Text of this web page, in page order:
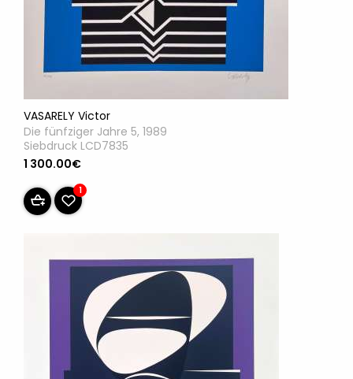
VASARELY Victor
Die fünfziger Jahre 5, 1989
Siebdruck LCD7835
1 300.00€
1